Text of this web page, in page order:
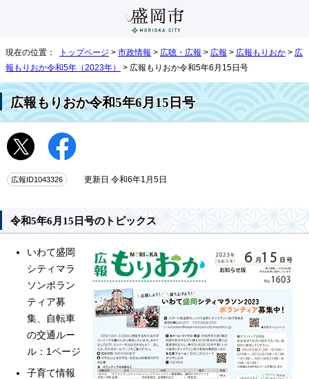
現在の位置： トップページ > 市政情報 > 広聴・広報 > 広報 > 広報もりおか > 広
報もりおか令和5年（2023年）
> 広報もりおか令和5年6月15日号
広報もりおか令和5年6月15日号
広報ID1043326 更新日 令和6年1月5日
令和5年6月15日号のトピックス
いわて盛岡
シティマラ
ソンボラン
ティア募
集、自転車
の交通ルー
ル：1ページ
子育て情報